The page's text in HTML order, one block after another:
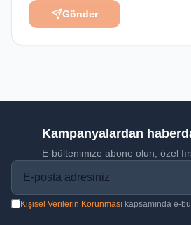
Gönder
Kampanyalardan
E-bültenimize abone olun, özel
Kişisel Verilerin Korunması kapsamında e-